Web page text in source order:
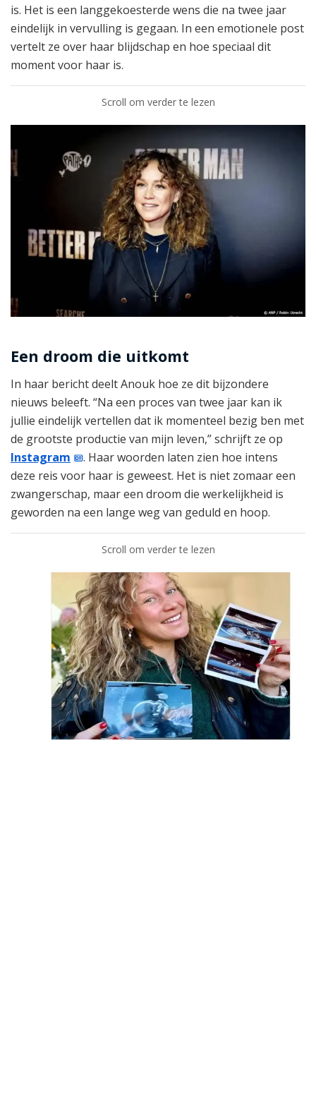
is. Het is een langgekoesterde wens die na twee jaar
eindelijk in vervulling is gegaan. In een emotionele post
vertelt ze over haar blijdschap en hoe speciaal dit
moment voor haar is.
Scroll om verder te lezen
Een droom die uitkomt
In haar bericht deelt Anouk hoe ze dit bijzondere
nieuws beleeft. “Na een proces van twee jaar kan ik
jullie eindelijk vertellen dat ik momenteel bezig ben met
de grootste productie van mijn leven,” schrijft ze op
Instagram
. Haar woorden laten zien hoe intens
deze reis voor haar is geweest. Het is niet zomaar een
zwangerschap, maar een droom die werkelijkheid is
geworden na een lange weg van geduld en hoop.
Scroll om verder te lezen